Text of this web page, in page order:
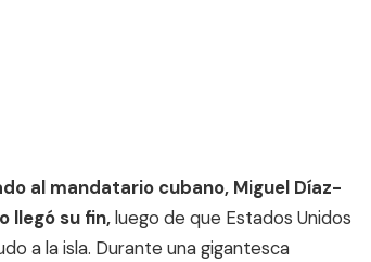
al mandatario cubano, Miguel Díaz-
llegó su fin, luego de que Estados Unidos
a la isla. Durante una gigantesca